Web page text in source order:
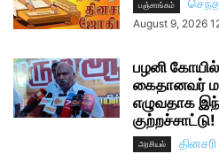
பஞ்சாங்கம்
August 9, 2026
பழனி கோயில்
கைதானவர்
எழுவதாக
குற்றச்சாட்டு!
அரசியல்